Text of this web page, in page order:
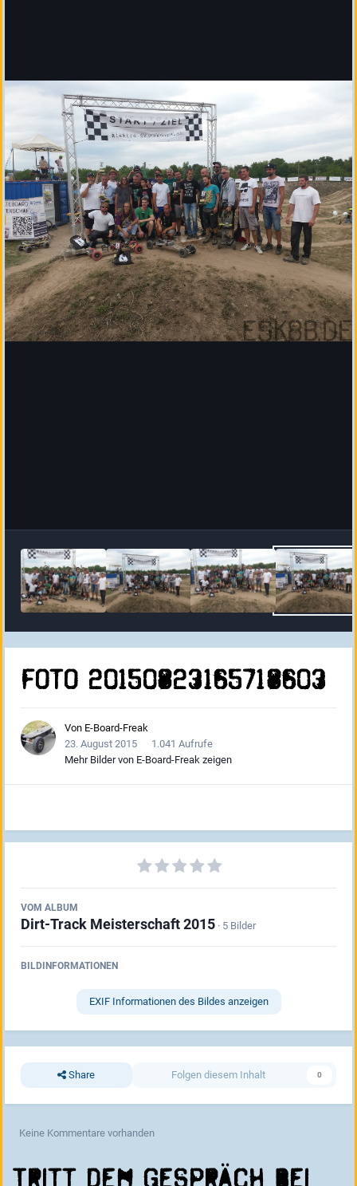
Foto 20150823165718603
Von E-Board-Freak
23. August 2015
1.041 Aufrufe
Mehr Bilder von E-Board-Freak zeigen
VOM ALBUM
Dirt-Track Meisterschaft 2015 · 5 Bilder
BILDINFORMATIONEN
EXIF Informationen des Bildes anzeigen
Share Folgen diesem Inhalt 0
Keine Kommentare vorhanden
Tritt dem Gespräch bei